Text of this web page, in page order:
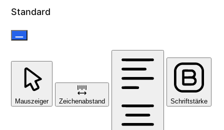
Standard
Mauszeiger Zeichenabstand Schriftstärke